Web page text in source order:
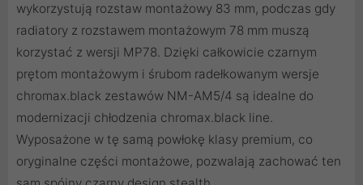
wykorzystują rozstaw montażowy 83 mm, podczas gdy
radiatory z rozstawem montażowym 78 mm muszą
korzystać z wersji MP78. Dzięki całkowicie czarnym
prętom montażowym i śrubom radełkowanym wersje
chromax.black zestawów NM-AM5/4 są idealne do
modernizacji chłodzenia chromax.black line.
Wyposażone w tę samą powłokę klasy premium, co
oryginalne części montażowe, pozwalają zachować ten